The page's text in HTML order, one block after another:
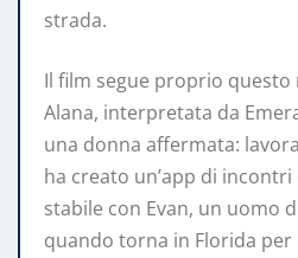
strada.
Il film segue proprio
Alana, interpretata da
una donna affermata:
ha creato un’app di
stabile con Evan, un uomo
quando torna in Florida